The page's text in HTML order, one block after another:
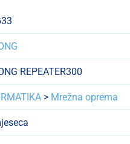
REPEATER300
> Mrežna oprema